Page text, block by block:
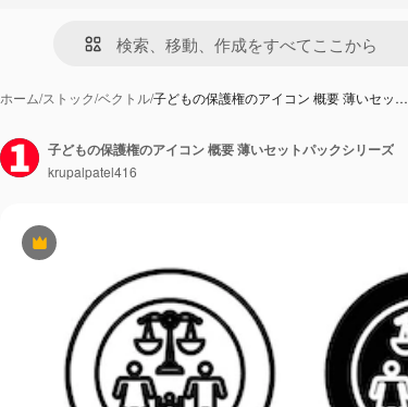
ホーム/ストック/ベクトル/子どもの保護権のアイコン 概要 薄いセッ…
Premium
子どもの保護権のアイコン 概要 薄いセットパックシリーズ
krupalpatel416